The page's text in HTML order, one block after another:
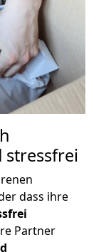
stressfrei
dass ihre
Partner